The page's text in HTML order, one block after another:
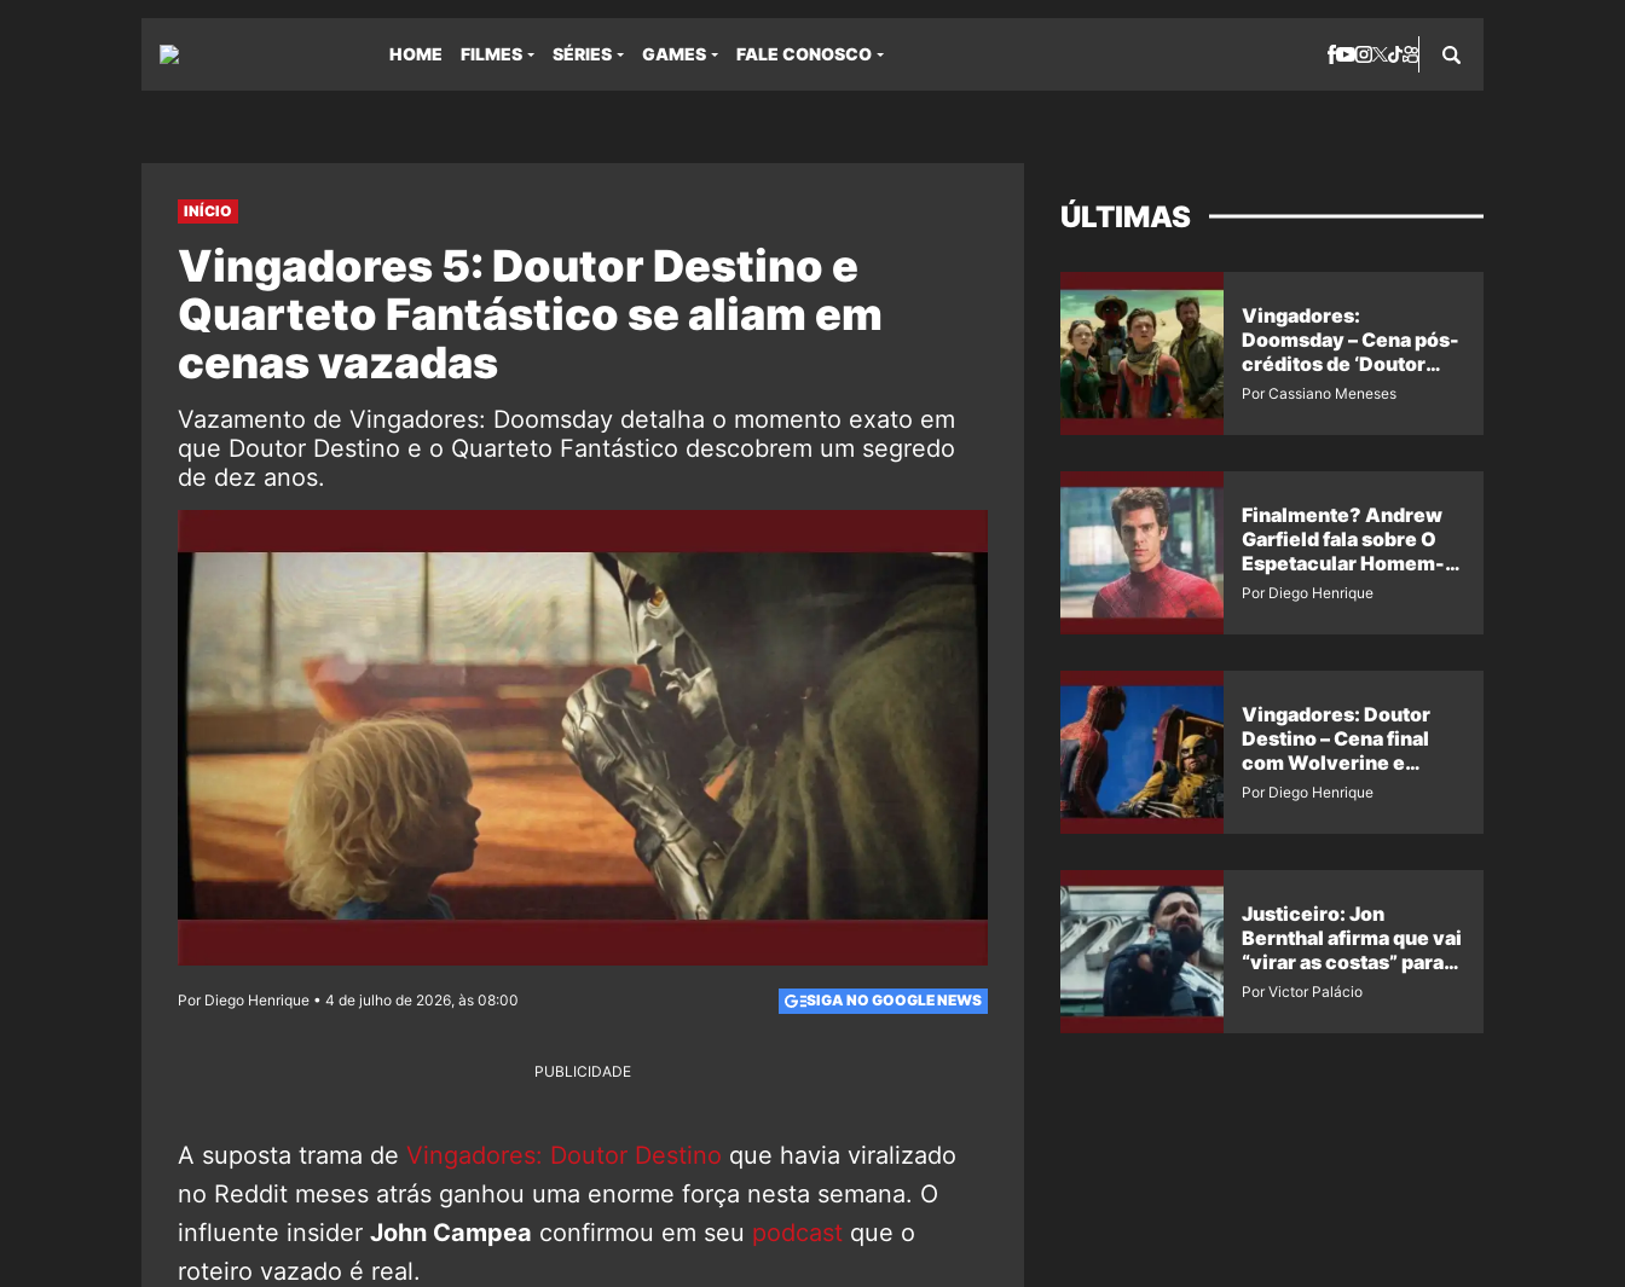
HOME FILMES SÉRIES GAMES FALE CONOSCO
INÍCIO
Vingadores 5: Doutor Destino e
Quarteto Fantástico se aliam em
cenas vazadas
Vazamento de Vingadores: Doomsday detalha o momento exato em
que Doutor Destino e o Quarteto Fantástico descobrem um segredo
de dez anos.
Por Diego Henrique • 4 de julho de 2026, às 08:00 SIGA NO GOOGLE NEWS
PUBLICIDADE
A suposta trama de Vingadores: Doutor Destino que havia viralizado
no Reddit meses atrás ganhou uma enorme força nesta semana. O
influente insider John Campea confirmou em seu podcast que o
roteiro vazado é real.
ÚLTIMAS
Vingadores:
Doomsday – Cena pós-
créditos de ‘Doutor
Destino’ é revelada
Por Cassiano Meneses
Finalmente? Andrew
Garfield fala sobre O
Espetacular Homem-
Aranha 3
Por Diego Henrique
Vingadores: Doutor
Destino – Cena final
com Wolverine e
Homem-Aranha de
Por Diego Henrique
Justiceiro: Jon
Bernthal afirma que vai
“virar as costas” para
os fãs
Por Victor Palácio